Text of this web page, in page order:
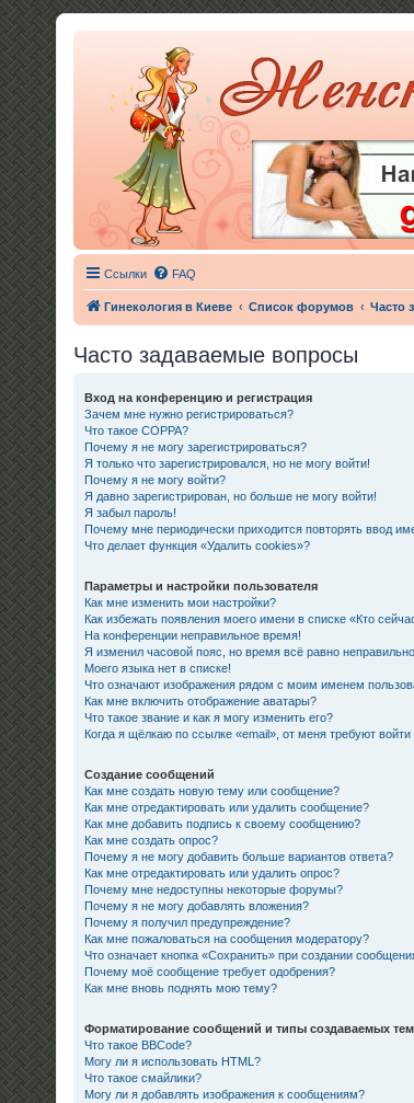
Ссылки FAQ
Гинекология в Киеве Список форумов Часто
Часто задаваемые вопросы
Вход на конференцию и регистрация
Зачем мне нужно регистрироваться?
Что такое COPPA?
Почему я не могу зарегистрироваться?
Я только что зарегистрировался, но не могу войти!
Почему я не могу войти?
Я давно зарегистрирован, но больше не могу войти!
Я забыл пароль!
Почему мне периодически приходится повторять ввод
Что делает функция «Удалить cookies»?
Параметры и настройки пользователя
Как мне изменить мои настройки?
Как избежать появления моего имени в списке «Кто
На конференции неправильное время!
Я изменил часовой пояс, но время всё равно
Моего языка нет в списке!
Что означают изображения рядом с моим именем
Как мне включить отображение аватары?
Что такое звание и как я могу изменить его?
Когда я щёлкаю по ссылке «email», от меня требуют
Создание сообщений
Как мне создать новую тему или сообщение?
Как мне отредактировать или удалить сообщение?
Как мне добавить подпись к своему сообщению?
Как мне создать опрос?
Почему я не могу добавить больше вариантов ответа?
Как мне отредактировать или удалить опрос?
Почему мне недоступны некоторые форумы?
Почему я не могу добавлять вложения?
Почему я получил предупреждение?
Как мне пожаловаться на сообщения модератору?
Что означает кнопка «Сохранить» при создании
Почему моё сообщение требует одобрения?
Как мне вновь поднять мою тему?
Форматирование сообщений и типы создаваемых тем
Что такое BBCode?
Могу ли я использовать HTML?
Что такое смайлики?
Могу ли я добавлять изображения к сообщениям?